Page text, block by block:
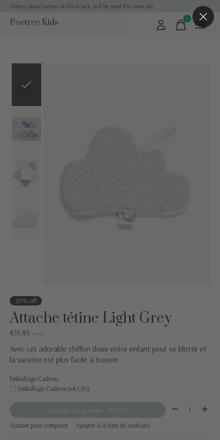
Orders placed before 14:00 o'clock, will be send the same day
Poetree Kids 0items
20% off
Attache tétine Light Grey
€11,95 €14,95
Avec cet adorable chiffon doux votre enfant peut se blottir et
la sucette est plus facile à trouver.
Emballage Cadeau:
Emballage Cadeau (+€1,95)
Ajouter au panier — €11,95 Quantité:
Ajouter pour comparer Ajouter à la liste de souhaits